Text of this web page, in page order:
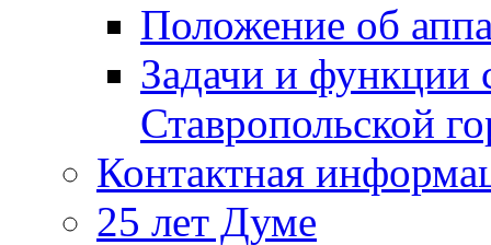
Положение об
Задачи и функции
Ставропольской
Контактная
25 лет Думе